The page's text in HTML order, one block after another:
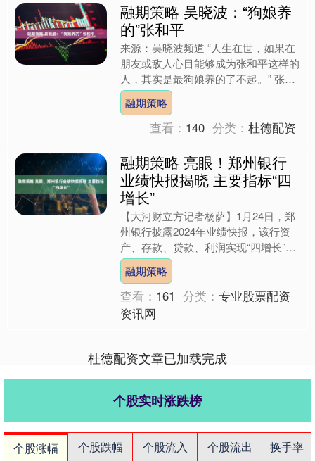
融期策略 吴晓波：“狗娘养
的”张和平
来源：吴晓波频道 “人生在世，如果在
朋友或敌人心目能够成为张和平这样的
人，其实是最狗娘养的了不起。” 张和
平是大年初四下午三点心梗突发走的，
五点半，宗燕打电话告....
融期策略
查看： 140 分类：杜德配资
融期策略 亮眼！郑州银行
业绩快报揭晓 主要指标“四
增长”
【大河财立方记者杨萨】1月24日，郑
州银行披露2024年业绩快报，该行资
产、存款、贷款、利润实现“四增长”，
经营业绩显著好转。 公告显示，截至
2024年末，郑州....
融期策略
查看： 161 分类：专业股票配资
资讯网
杜德配资文章已加载完成
个股实时涨跌榜
个股涨幅 个股跌幅 个股流入 个股流出
换手率